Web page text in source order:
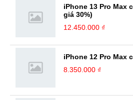
iPhone 13 Pro Max
giá 30%)
12.450.000 ₫
iPhone 12 Pro Max
8.350.000 ₫